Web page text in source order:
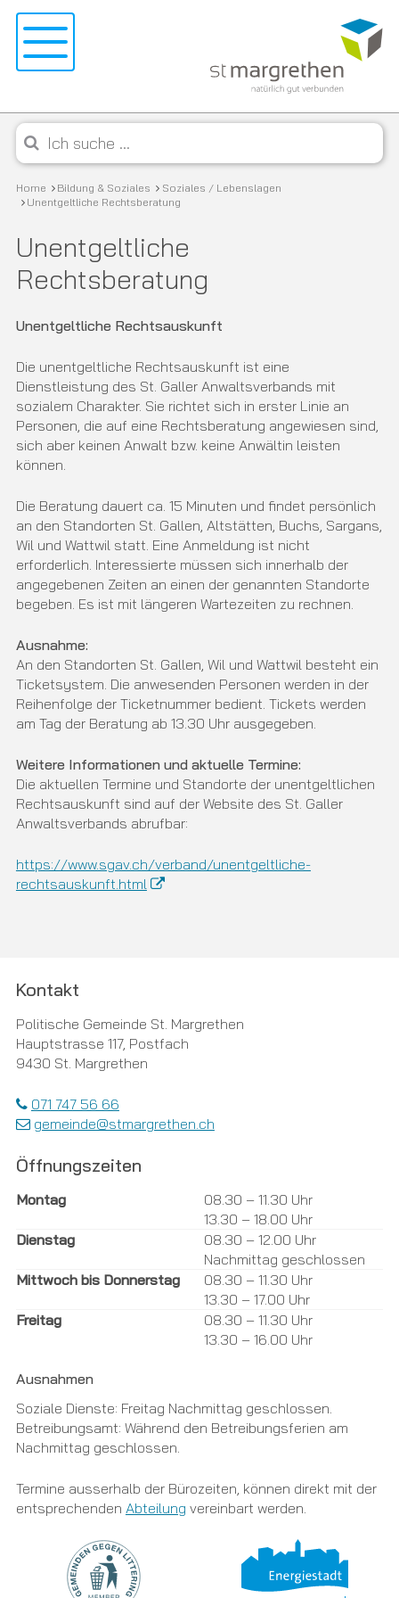
Navigieren in St. Margrethen
Schnellnavigation
Suchbegriff
Suche starten
Mobile Navigation
Menu
Breadcrumb
Home Bildung & Soziales
Soziales / Lebenslagen
Unentgeltliche Rechtsberatung
Unentgeltliche
Rechtsberatung
Unentgeltliche Rechtsauskunft
Die unentgeltliche Rechtsauskunft ist eine
Dienstleistung des St. Galler Anwaltsverbands mit
sozialem Charakter. Sie richtet sich in erster Linie an
Personen, die auf eine Rechtsberatung angewiesen sind,
sich aber keinen Anwalt bzw. keine Anwältin leisten
können.
Die Beratung dauert ca. 15 Minuten und findet persönlich
an den Standorten St. Gallen, Altstätten, Buchs, Sargans,
Wil und Wattwil statt. Eine Anmeldung ist nicht
erforderlich. Interessierte müssen sich innerhalb der
angegebenen Zeiten an einen der genannten Standorte
begeben. Es ist mit längeren Wartezeiten zu rechnen.
Ausnahme:
An den Standorten St. Gallen, Wil und Wattwil besteht ein
Ticketsystem. Die anwesenden Personen werden in der
Reihenfolge der Ticketnummer bedient. Tickets werden
am Tag der Beratung ab 13.30 Uhr ausgegeben.
Weitere Informationen und aktuelle Termine:
Die aktuellen Termine und Standorte der unentgeltlichen
Rechtsauskunft sind auf der Website des St. Galler
Anwaltsverbands abrufbar:
https://www.sgav.ch/verband/unentgeltliche-
rechtsauskunft.html
Footer
Kontakt
Politische Gemeinde St. Margrethen
Hauptstrasse 117, Postfach
9430 St. Margrethen
071 747 56 66
gemeinde@stmargrethen.ch
Öffnungszeiten
TagÖffnungszeiten VormittagÖffnungszeiten Nachmittag
Montag
08.30 – 11.30 Uhr
13.30 – 18.00 Uhr
Dienstag
08.30 – 12.00 Uhr
Nachmittag geschlossen
Mittwoch bis Donnerstag
08.30 – 11.30 Uhr
13.30 – 17.00 Uhr
Freitag
08.30 – 11.30 Uhr
13.30 – 16.00 Uhr
Ausnahmen
Soziale Dienste: Freitag Nachmittag geschlossen.
Betreibungsamt: Während den Betreibungsferien am
Nachmittag geschlossen.
Termine ausserhalb der Bürozeiten, können direkt mit der
entsprechenden Abteilung vereinbart werden.